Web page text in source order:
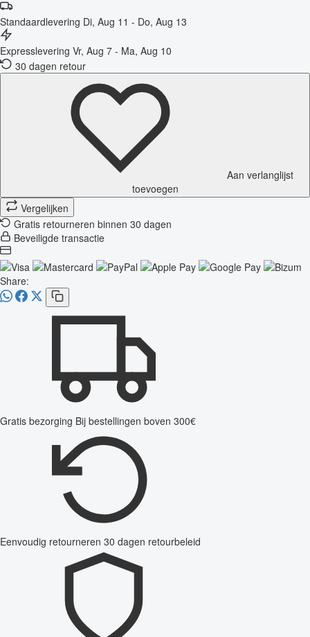
Standaardlevering Di, Aug 11 - Do, Aug 13
Expresslevering Vr, Aug 7 - Ma, Aug 10
30 dagen retour
Aan verlanglijst
toevoegen
Vergelijken
Gratis retourneren binnen 30 dagen
Beveiligde transactie
Share:
Gratis bezorging Bij bestellingen boven 300€
Eenvoudig retourneren 30 dagen retourbeleid